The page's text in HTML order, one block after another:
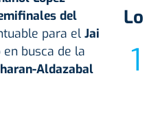
del
para elJai
busca de la
Aldazabal
Lo